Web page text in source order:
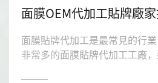
面膜貼牌代加工是最常見的行
非常多的面膜貼牌代加工工廠